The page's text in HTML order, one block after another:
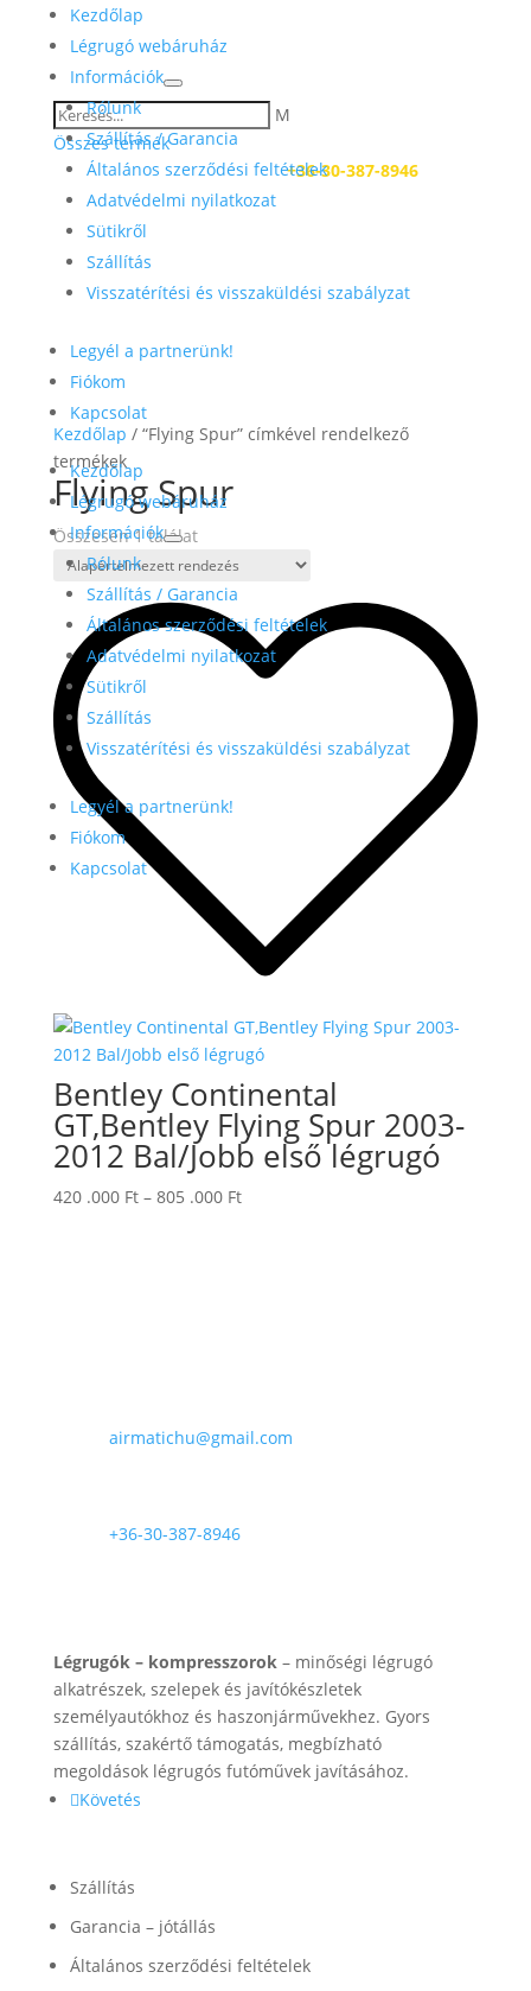
M
Összes termék
Kérdése van? Hívjon:+36-30-387-8946
Kezdőlap
Légrugó webáruház
Információk
Rólunk
Szállítás / Garancia
Általános szerződési feltételek
Adatvédelmi nyilatkozat
Sütikről
Szállítás
Visszatérítési és visszaküldési szabályzat
Legyél a partnerünk!
Fiókom
Kapcsolat
Kezdőlap
Légrugó webáruház
Információk
Rólunk
Szállítás / Garancia
Általános szerződési feltételek
Adatvédelmi nyilatkozat
Sütikről
Szállítás
Visszatérítési és visszaküldési szabályzat
Legyél a partnerünk!
Fiókom
Kapcsolat
Kezdőlap / “Flying Spur” címkével rendelkező
termékek
Flying Spur
Összesen 1 találat
Bentley Continental
GT,Bentley Flying Spur 2003-
2012 Bal/Jobb első légrugó
420 .000 Ft – 805 .000 FtÁrtartomány:
airmatichu@gmail.com
+36-30-387-8946
Légrugók – kompresszorok – minőségi légrugó
alkatrészek, szelepek és javítókészletek
személyautókhoz és haszonjárművekhez. Gyors
szállítás, szakértő támogatás, megbízható
megoldások légrugós futóművek javításához.
Követés
Szállítás
Garancia – jótállás
Általános szerződési feltételek